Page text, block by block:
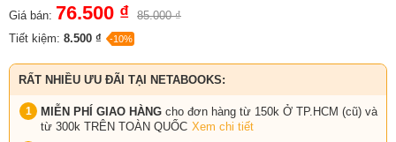
Giá bán: 76.500 ₫ 85.000 ₫
Tiết kiệm: 8.500 ₫ -10%
RẤT NHIỀU ƯU ĐÃI TẠI NETABOOKS:
MIỄN PHÍ GIAO HÀNG cho đơn hàng từ 150k Ở TP.HCM (cũ) và
từ 300k TRÊN TOÀN QUỐC Xem chi tiết